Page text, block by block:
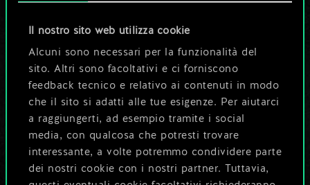
Il nostro sito web utilizza cookie
Alcuni sono necessari per la funzionalità del
sito. Altri sono facoltativi e ci forniscono
feedback tecnico e relativo ai contenuti in modo
che il sito si adatti alle tue esigenze. Per aiutarci
a raggiungerti, ad esempio tramite i social
media, con qualcosa che potresti trovare
interessante, a volte potremmo condividere parte
dei nostri cookie con i nostri partner. Tuttavia,
condiviso.
Ma può diventare
molto altro!
Dai un nome al mazzo e crea una
guida